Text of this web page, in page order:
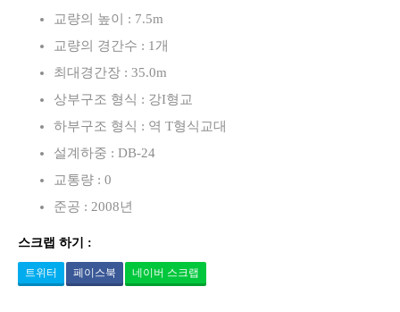
교량의 높이 : 7.5m
교량의 경간수 : 1개
최대경간장 : 35.0m
상부구조 형식 : 강I형교
하부구조 형식 : 역 T형식교대
설계하중 : DB-24
교통량 : 0
준공 : 2008년
스크랩 하기 :
트위터 페이스북 네이버 스크랩